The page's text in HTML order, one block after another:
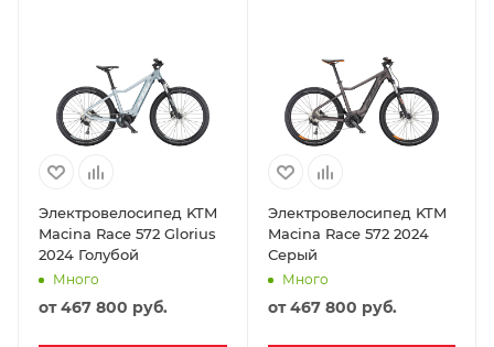
Электровелосипед KTM
Macina Race 572 Glorius
2024 Голубой
Много
от467 800 руб.
Электровелосипед KTM
Macina Race 572 2024
Серый
Много
от467 800 руб.